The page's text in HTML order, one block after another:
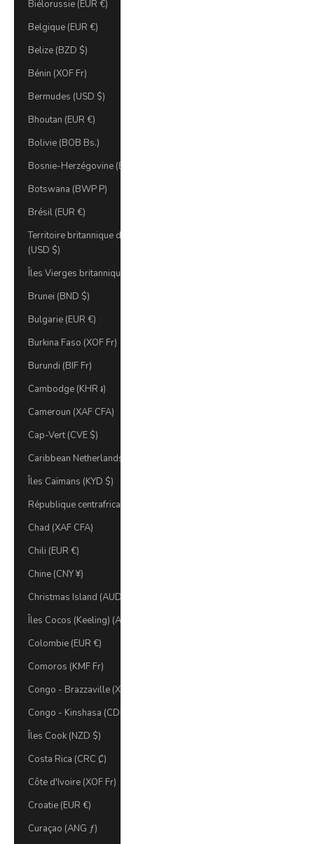
Biélorussie (EUR €)
Belgique (EUR €)
Belize (BZD $)
Bénin (XOF Fr)
Bermudes (USD $)
Bhoutan (EUR €)
Bolivie (BOB Bs.)
Bosnie-Herzégovine (BAM КМ)
Botswana (BWP P)
Brésil (EUR €)
Territoire britannique de l'océan Indien
(USD $)
Îles Vierges britanniques (USD $)
Brunei (BND $)
Bulgarie (EUR €)
Burkina Faso (XOF Fr)
Burundi (BIF Fr)
Cambodge (KHR ៛)
Cameroun (XAF CFA)
Cap-Vert (CVE $)
Caribbean Netherlands (USD $)
Îles Caïmans (KYD $)
République centrafricaine (XAF CFA)
Chad (XAF CFA)
Chili (EUR €)
Chine (CNY ¥)
Christmas Island (AUD $)
Îles Cocos (Keeling) (AUD $)
Colombie (EUR €)
Comoros (KMF Fr)
Congo - Brazzaville (XAF CFA)
Congo - Kinshasa (CDF Fr)
Îles Cook (NZD $)
Costa Rica (CRC ₡)
Côte d'Ivoire (XOF Fr)
Croatie (EUR €)
Curaçao (ANG ƒ)